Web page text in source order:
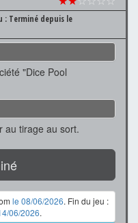
: Terminé depuis le
"Dice Pool
au tirage au sort.
le 08/06/2026. Fin du jeu :
06/2026.